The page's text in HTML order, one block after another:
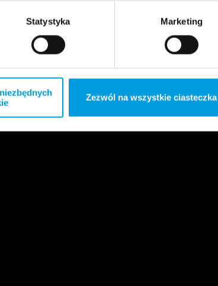
Statystyka Marketing
Zezwól na wszystkie ciasteczka